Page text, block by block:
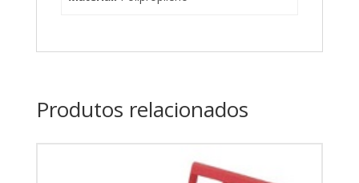
Produtos relacionados